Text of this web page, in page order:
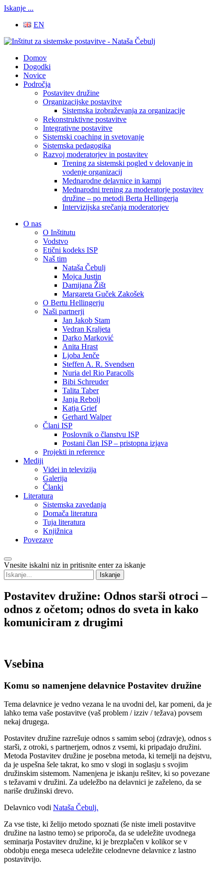
Iskanje ...
EN
Domov
Dogodki
Novice
Področja
Postavitev družine
Organizacijske postavitve
Sistemska izobraževanja za organizacije
Rekonstruktivne postavitve
Integrativne postavitve
Sistemski coaching in svetovanje
Sistemska pedagogika
Razvoj moderatorjev in postavitev
Trening za sistemski pogled v delovanje in
vodenje organizacij
Mednarodne delavnice in kampi
Mednarodni trening za moderatorje postavitev
družine – po metodi Berta Hellingerja
Intervizijska srečanja moderatorjev
O nas
O Inštitutu
Vodstvo
Etični kodeks ISP
Naš tim
Nataša Čebulj
Mojca Justin
Damijana Žišt
Margareta Guček Zakošek
O Bertu Hellingerju
Naši partnerji
Jan Jakob Stam
Vedran Kraljeta
Darko Marković
Anita Hrast
Ljoba Jenče
Steffen A. R. Svendsen
Nuria del Rio Paracolls
Bibi Schreuder
Talita Taber
Janja Rebolj
Katja Grief
Gerhard Walper
Člani ISP
Poslovnik o članstvu ISP
Postani član ISP – pristopna izjava
Projekti in reference
Mediji
Videi in televizija
Galerija
Članki
Literatura
Sistemska zavedanja
Domača literatura
Tuja literatura
Knjižnica
Povezave
Vnesite iskalni niz in pritisnite enter za iskanje
Postavitev družine: Odnos starši otroci –
odnos z očetom; odnos do sveta in kako
komuniciram z drugimi
Vsebina
Komu so namenjene delavnice Postavitev družine
Tema delavnice je vedno vezana le na uvodni del, kar pomeni, da je
lahko tema vaše postavitve (vaš problem / izziv / težava) povsem
nekaj drugega.
Postavitev družine razrešuje odnos s samim seboj (zdravje), odnos s
starši, z otroki, s partnerjem, odnos z vsemi, ki pripadajo družini.
Metoda Postavitev družine je posebna metoda, ki temelji na dejstvu,
da je uspešna šele takrat, ko smo v slogi in soglasju s svojim
družinskim sistemom. Namenjena je iskanju rešitev, ki so povezane
s težavami v družini. Za udeležbo na delavnici je zaželeno, da se
nariše družinski drevo.
Delavnico vodi Nataša Čebulj.
Za vse tiste, ki želijo metodo spoznati (še niste imeli postavitve
družine na lastno temo) se priporoča, da se udeležite uvodnega
seminarja Postavitev družine, ki je brezplačen v kolikor se v
obdobju enega meseca udeležite celodnevne delavnice z lastno
postavitvijo.